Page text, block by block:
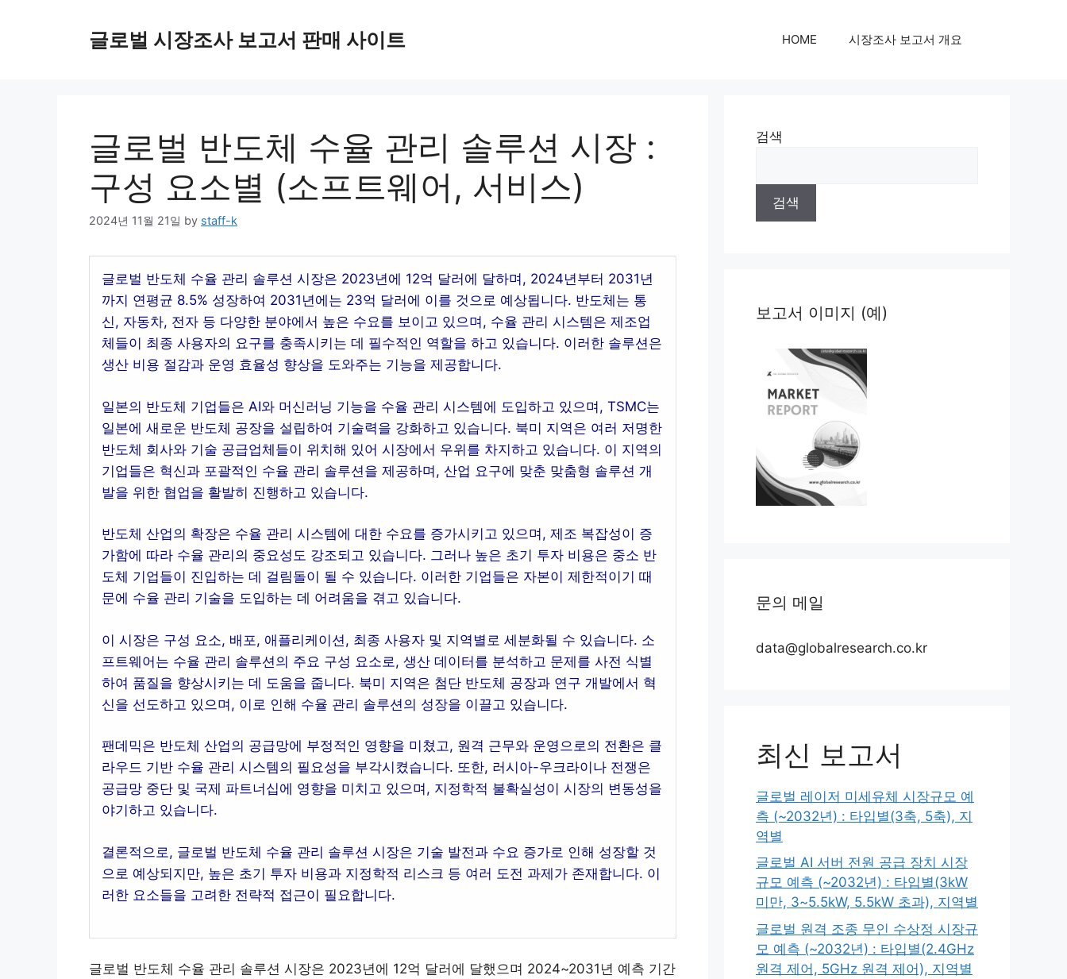
글로벌 시장조사 보고서 판매 사이트 HOME 시장조사 보고서 개요
글로벌 반도체 수율 관리 솔루션 시장 :
구성 요소별 (소프트웨어, 서비스)
2024년 11월 21일 by staff-k
글로벌 반도체 수율 관리 솔루션 시장은 2023년에 12억 달러에 달하며, 2024년부터 2031년
까지 연평균 8.5% 성장하여 2031년에는 23억 달러에 이를 것으로 예상됩니다. 반도체는 통
신, 자동차, 전자 등 다양한 분야에서 높은 수요를 보이고 있으며, 수율 관리 시스템은 제조업
체들이 최종 사용자의 요구를 충족시키는 데 필수적인 역할을 하고 있습니다. 이러한 솔루션은
생산 비용 절감과 운영 효율성 향상을 도와주는 기능을 제공합니다.
일본의 반도체 기업들은 AI와 머신러닝 기능을 수율 관리 시스템에 도입하고 있으며, TSMC는
일본에 새로운 반도체 공장을 설립하여 기술력을 강화하고 있습니다. 북미 지역은 여러 저명한
반도체 회사와 기술 공급업체들이 위치해 있어 시장에서 우위를 차지하고 있습니다. 이 지역의
기업들은 혁신과 포괄적인 수율 관리 솔루션을 제공하며, 산업 요구에 맞춘 맞춤형 솔루션 개
발을 위한 협업을 활발히 진행하고 있습니다.
반도체 산업의 확장은 수율 관리 시스템에 대한 수요를 증가시키고 있으며, 제조 복잡성이 증
가함에 따라 수율 관리의 중요성도 강조되고 있습니다. 그러나 높은 초기 투자 비용은 중소 반
도체 기업들이 진입하는 데 걸림돌이 될 수 있습니다. 이러한 기업들은 자본이 제한적이기 때
문에 수율 관리 기술을 도입하는 데 어려움을 겪고 있습니다.
이 시장은 구성 요소, 배포, 애플리케이션, 최종 사용자 및 지역별로 세분화될 수 있습니다. 소
프트웨어는 수율 관리 솔루션의 주요 구성 요소로, 생산 데이터를 분석하고 문제를 사전 식별
하여 품질을 향상시키는 데 도움을 줍니다. 북미 지역은 첨단 반도체 공장과 연구 개발에서 혁
신을 선도하고 있으며, 이로 인해 수율 관리 솔루션의 성장을 이끌고 있습니다.
팬데믹은 반도체 산업의 공급망에 부정적인 영향을 미쳤고, 원격 근무와 운영으로의 전환은 클
라우드 기반 수율 관리 시스템의 필요성을 부각시켰습니다. 또한, 러시아-우크라이나 전쟁은
공급망 중단 및 국제 파트너십에 영향을 미치고 있으며, 지정학적 불확실성이 시장의 변동성을
야기하고 있습니다.
결론적으로, 글로벌 반도체 수율 관리 솔루션 시장은 기술 발전과 수요 증가로 인해 성장할 것
으로 예상되지만, 높은 초기 투자 비용과 지정학적 리스크 등 여러 도전 과제가 존재합니다. 이
러한 요소들을 고려한 전략적 접근이 필요합니다.
글로벌 반도체 수율 관리 솔루션 시장은 2023년에 12억 달러에 달했으며 2024~2031년 예측 기간
검색
검색
보고서 이미지 (예)
문의 메일
data@globalresearch.co.kr
최신 보고서
글로벌 레이저 미세유체 시장규모 예
측 (~2032년) : 타입별(3축, 5축), 지
역별
글로벌 AI 서버 전원 공급 장치 시장
규모 예측 (~2032년) : 타입별(3kW
미만, 3~5.5kW, 5.5kW 초과), 지역별
글로벌 원격 조종 무인 수상정 시장규
모 예측 (~2032년) : 타입별(2.4GHz
원격 제어, 5GHz 원격 제어), 지역별